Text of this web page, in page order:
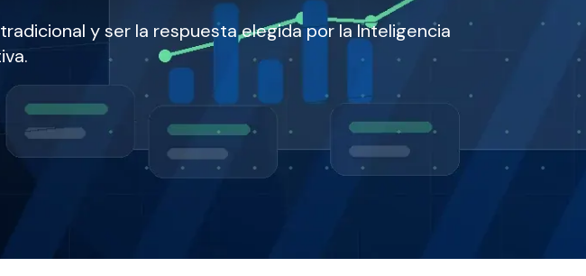
y ser la respuesta elegida por la Inteligencia